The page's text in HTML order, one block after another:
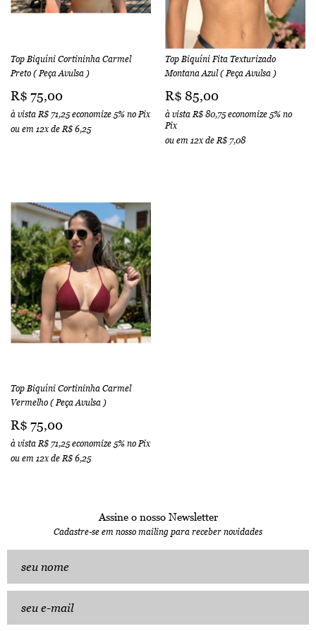
Top Biquíni Cortininha Carmel
Preto ( Peça Avulsa )
R$ 75,00
à vista R$ 71,25economize 5% no Pix
ou em 12xde R$ 6,25
Top Biquíni Fita Texturizado
Montana Azul ( Peça Avulsa )
R$ 85,00
à vista R$ 80,75economize 5% no
Pix
ou em 12xde R$ 7,08
Top Biquíni Cortininha Carmel
Vermelho ( Peça Avulsa )
R$ 75,00
à vistaR$ 71,25economize 5% no Pix
ou em 12xdeR$ 6,25
Assine o nosso Newsletter
Cadastre-se em nosso mailing para receber novidades